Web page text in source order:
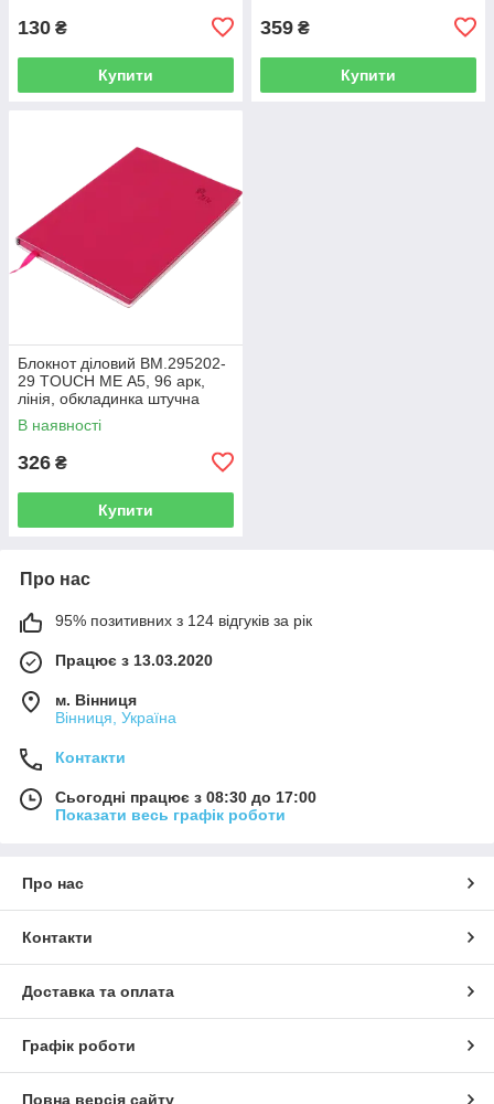
130 ₴
Купити
359 ₴
Купити
Блокнот діловий BM.295202-
29 TOUCH ME А5, 96 арк,
лінія, обкладинка штучна
шкіра, малиновий (50)
В наявності
326 ₴
Купити
Про нас
95% позитивних з 124 відгуків за рік
Працює з 13.03.2020
м. Вінниця
Вінниця, Україна
Контакти
Сьогодні працює з 08:30 до 17:00
Показати весь графік роботи
Про нас
Контакти
Доставка та оплата
Графік роботи
Повна версія сайту